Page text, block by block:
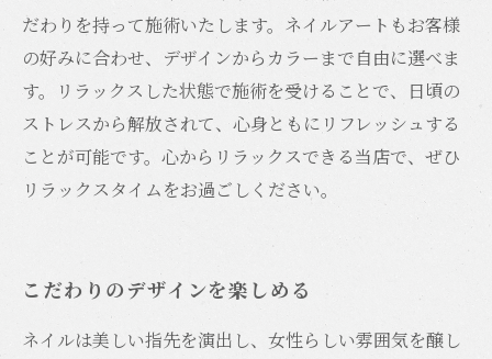
だわりを持って施術いたします。ネイルアートもお客様
の好みに合わせ、デザインからカラーまで自由に選べま
す。リラックスした状態で施術を受けることで、日頃の
ストレスから解放されて、心身ともにリフレッシュする
ことが可能です。心からリラックスできる当店で、ぜひ
リラックスタイムをお過ごしください。
こだわりのデザインを楽しめる
ネイルは美しい指先を演出し、女性らしい雰囲気を醸し